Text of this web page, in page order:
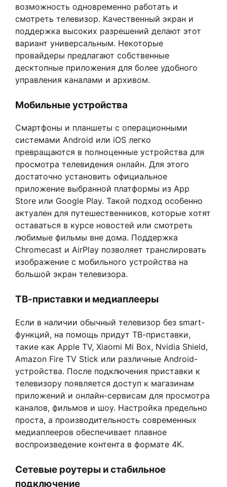
возможность одновременно работать и
смотреть телевизор. Качественный экран и
поддержка высоких разрешений делают этот
вариант универсальным. Некоторые
провайдеры предлагают собственные
десктопные приложения для более удобного
управления каналами и архивом.
Мобильные устройства
Смартфоны и планшеты с операционными
системами Android или iOS легко
превращаются в полноценные устройства для
просмотра телевидения онлайн. Для этого
достаточно установить официальное
приложение выбранной платформы из App
Store или Google Play. Такой подход особенно
актуален для путешественников, которые хотят
оставаться в курсе новостей или смотреть
любимые фильмы вне дома. Поддержка
Chromecast и AirPlay позволяет транслировать
изображение с мобильного устройства на
большой экран телевизора.
ТВ-приставки и медиаплееры
Если в наличии обычный телевизор без smart-
функций, на помощь придут ТВ-приставки,
такие как Apple TV, Xiaomi Mi Box, Nvidia Shield,
Amazon Fire TV Stick или различные Android-
устройства. После подключения приставки к
телевизору появляется доступ к магазинам
приложений и онлайн-сервисам для просмотра
каналов, фильмов и шоу. Настройка предельно
проста, а производительность современных
медиаплееров обеспечивает плавное
воспроизведение контента в формате 4K.
Сетевые роутеры и стабильное
подключение